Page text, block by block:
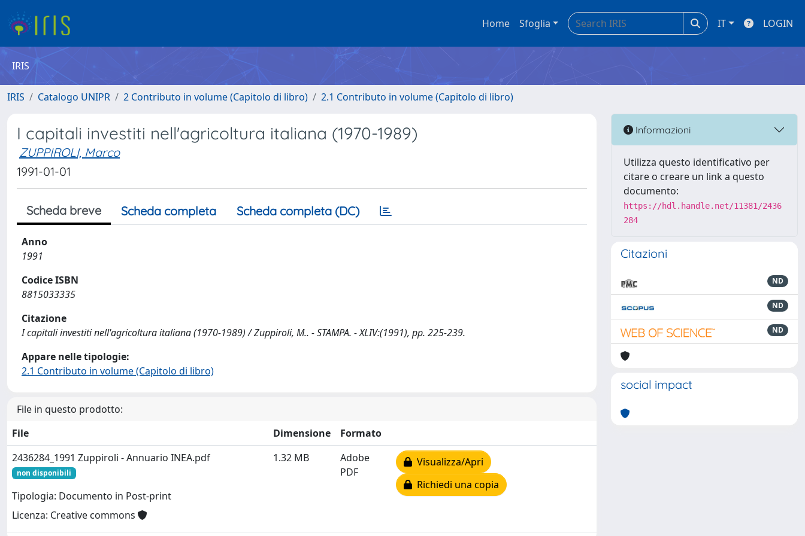
Home Sfoglia IT LOGIN
IRIS
IRIS Catalogo UNIPR 2 Contributo in volume (Capitolo di libro) 2.1 Contributo in volume (Capitolo di libro)
I capitali investiti nell'agricoltura italiana (1970-1989)
ZUPPIROLI, Marco
1991-01-01
Scheda breve Scheda completa Scheda completa (DC)
Anno
1991
Codice ISBN
8815033335
Citazione
I capitali investiti nell'agricoltura italiana (1970-1989) / Zuppiroli, M.. - STAMPA. - XLIV:(1991), pp. 225-239.
Appare nelle tipologie:
2.1 Contributo in volume (Capitolo di libro)
File in questo prodotto:
File
Dimensione
Formato
2436284_1991 Zuppiroli - Annuario INEA.pdf
non disponibili
Tipologia: Documento in Post-print
Licenza: Creative commons
1.32 MB
Adobe
PDF
Visualizza/Apri
Richiedi una copia
Informazioni
Utilizza questo identificativo per
citare o creare un link a questo
documento:
https://hdl.handle.net/11381/2436
284
Citazioni
ND
ND
ND
social impact